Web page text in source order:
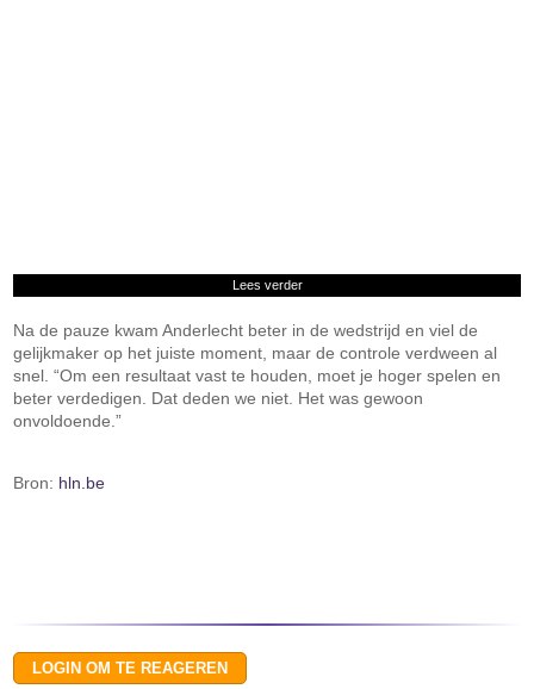
Lees verder
Na de pauze kwam Anderlecht beter in de wedstrijd en viel de
gelijkmaker op het juiste moment, maar de controle verdween al
snel. “Om een resultaat vast te houden, moet je hoger spelen en
beter verdedigen. Dat deden we niet. Het was gewoon
onvoldoende.”
Bron: hln.be